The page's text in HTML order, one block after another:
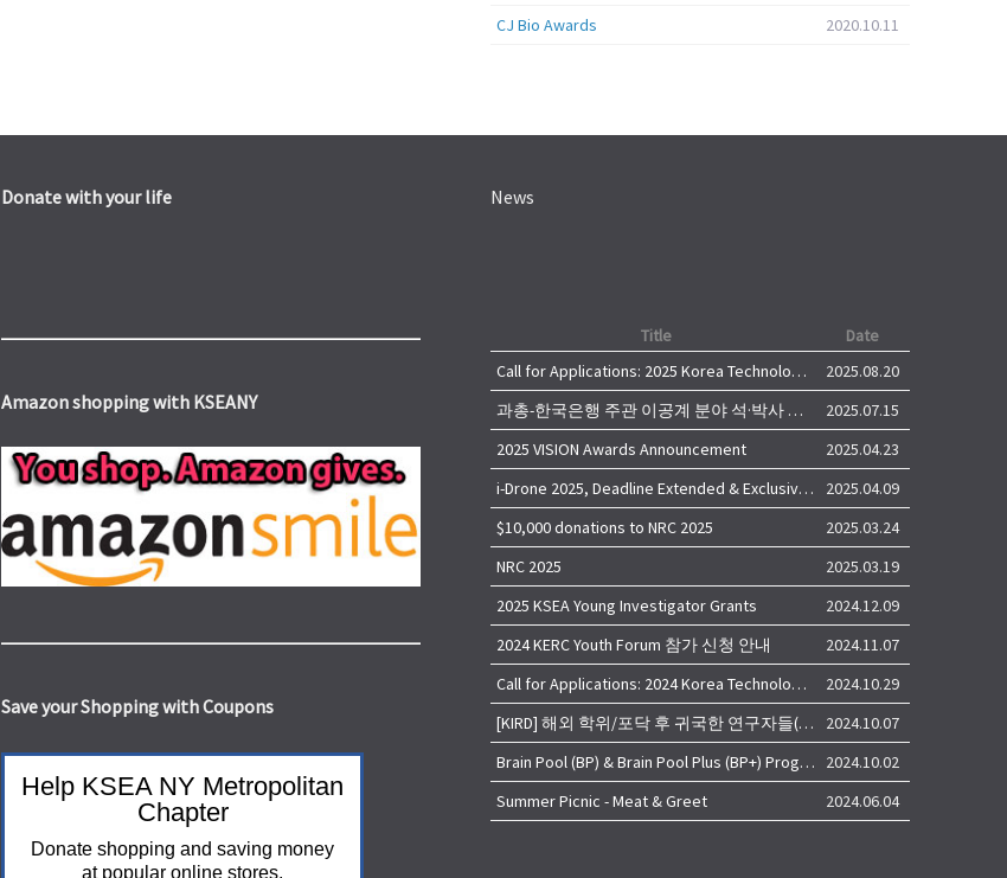
CJ Bio Awards
2020.10.11
Donate with your life
Amazon shopping with KSEANY
Save your Shopping with Coupons
Help KSEA NY Metropolitan
Chapter
Donate shopping and saving money
at popular online stores.
News
Title
Date
Call for Applications: 2025 Korea Technology Advisory Group (K-TAG)
2025.08.20
과총-한국은행 주관 이공계 분야 석·박사 학위자 대상 서베이
2025.07.15
2025 VISION Awards Announcement
2025.04.23
i-Drone 2025, Deadline Extended & Exclusive Opportunity to Travel to Korea!
2025.04.09
$10,000 donations to NRC 2025
2025.03.24
NRC 2025
2025.03.19
2025 KSEA Young Investigator Grants
2024.12.09
2024 KERC Youth Forum 참가 신청 안내
2024.11.07
Call for Applications: 2024 Korea Technology Advisory Group (K-TAG)
2024.10.29
[KIRD] 해외 학위/포닥 후 귀국한 연구자들(학교, 출연(연), 기업)의 경력개발 경험 공유 줌 세미나 안내
2024.10.07
Brain Pool (BP) & Brain Pool Plus (BP+) Programs
2024.10.02
Summer Picnic - Meat & Greet
2024.06.04